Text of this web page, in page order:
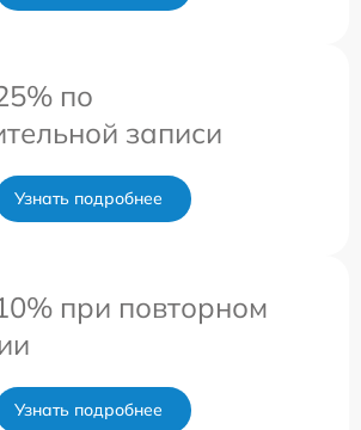
по
записи
Узнать подробнее
при повторном
Узнать подробнее